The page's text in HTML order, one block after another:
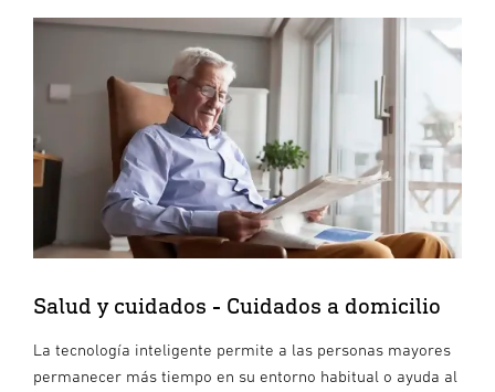
Salud y cuidados - Cuidados a domicilio
La tecnología inteligente permite a las personas mayores
permanecer más tiempo en su entorno habitual o ayuda al